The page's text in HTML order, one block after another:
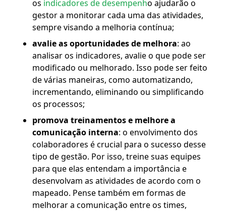
os indicadores de desempenho ajudarão o
gestor a monitorar cada uma das atividades,
sempre visando a melhoria contínua;
avalie as oportunidades de melhora: ao
analisar os indicadores, avalie o que pode ser
modificado ou melhorado. Isso pode ser feito
de várias maneiras, como automatizando,
incrementando, eliminando ou simplificando
os processos;
promova treinamentos e melhore a
comunicação interna: o envolvimento dos
colaboradores é crucial para o sucesso desse
tipo de gestão. Por isso, treine suas equipes
para que elas entendam a importância e
desenvolvam as atividades de acordo com o
mapeado. Pense também em formas de
melhorar a comunicação entre os times,